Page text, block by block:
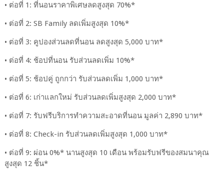
• ต่อที่ 1: ที่นอนราคาพิเศษลดสูงสุด 70%*
• ต่อที่ 2: SB Family ลดเพิ่มสูงสุด 10%*
• ต่อที่ 3: คูปองส่วนลดที่นอน ลดสูงสุด 5,000 บาท*
• ต่อที่ 4: ช้อปที่นอน รับส่วนลดเพิ่ม 10%*
• ต่อที่ 5: ช้อปคู่ ถูกกว่า รับส่วนลดเพิ่ม 1,000 บาท*
• ต่อที่ 6: เก่าแลกใหม่ รับส่วนลดเพิ่มสูงสุด 2,000 บาท*
• ต่อที่ 7: รับฟรีบริการทำความสะอาดที่นอน มูลค่า 2,890 บาท*
• ต่อที่ 8: Check-in รับส่วนลดเพิ่มสูงสุด 1,000 บาท*
• ต่อที่ 9: ผ่อน 0%* นานสูงสุด 10 เดือน พร้อมรับฟรีของสมนาคุณ
สูงสุด 12 ชิ้น*